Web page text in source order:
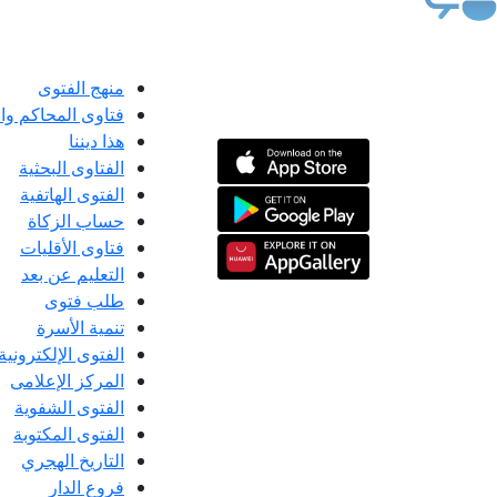
منهج الفتوى
فتاوى المحاكم
هذا ديننا
الفتاوى البحثية
الفتوى الهاتفية
حساب الزكاة
فتاوى الأقليات
التعليم عن بعد
طلب فتوى
تنمية الأسرة
الفتوى الإلكترونية
المركز الإعلامى
الفتوى الشفوية
الفتوى المكتوبة
التاريخ الهجري
فروع الدار